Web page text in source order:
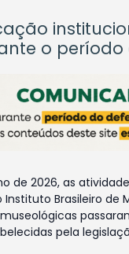
o período
de 2026, as
Brasileiro de
pela